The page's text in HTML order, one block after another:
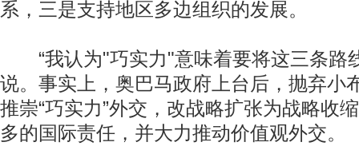
系，三是支持地区多边组织的发展。
“我认为"巧实力"意味着要将这三条路
说。事实上，奥巴马政府上台后，抛弃小
推崇“巧实力”外交，改战略扩张为战略收
多的国际责任，并大力推动价值观外交。